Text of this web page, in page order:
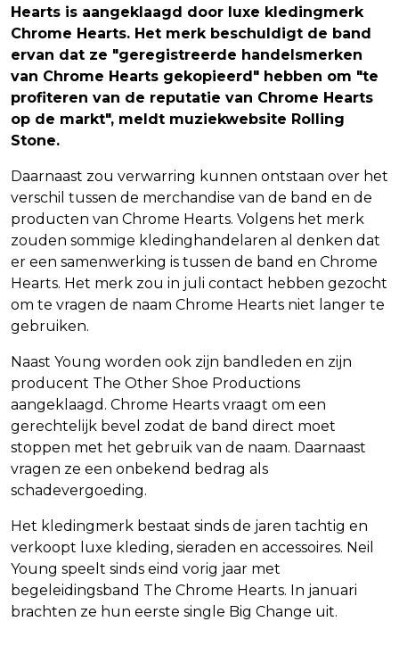
Hearts is aangeklaagd door luxe kledingmerk
Chrome Hearts. Het merk beschuldigt de band
ervan dat ze "geregistreerde handelsmerken
van Chrome Hearts gekopieerd" hebben om "te
profiteren van de reputatie van Chrome Hearts
op de markt", meldt muziekwebsite Rolling
Stone.
Daarnaast zou verwarring kunnen ontstaan over het
verschil tussen de merchandise van de band en de
producten van Chrome Hearts. Volgens het merk
zouden sommige kledinghandelaren al denken dat
er een samenwerking is tussen de band en Chrome
Hearts. Het merk zou in juli contact hebben gezocht
om te vragen de naam Chrome Hearts niet langer te
gebruiken.
Naast Young worden ook zijn bandleden en zijn
producent The Other Shoe Productions
aangeklaagd. Chrome Hearts vraagt om een
gerechtelijk bevel zodat de band direct moet
stoppen met het gebruik van de naam. Daarnaast
vragen ze een onbekend bedrag als
schadevergoeding.
Het kledingmerk bestaat sinds de jaren tachtig en
verkoopt luxe kleding, sieraden en accessoires. Neil
Young speelt sinds eind vorig jaar met
begeleidingsband The Chrome Hearts. In januari
brachten ze hun eerste single Big Change uit.